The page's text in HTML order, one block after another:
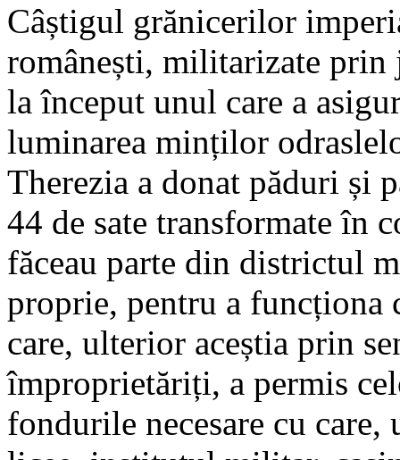
Câștigul grănicerilor
românești, militarizate prin
la început unul care a
luminarea minților
Therezia a donat păduri și
44 de sate transformate în
făceau parte din districtul
proprie, pentru a funcționa
care, ulterior aceștia prin
împroprietăriți, a permis
fondurile necesare cu